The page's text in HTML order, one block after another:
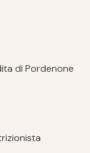
di Pordenone